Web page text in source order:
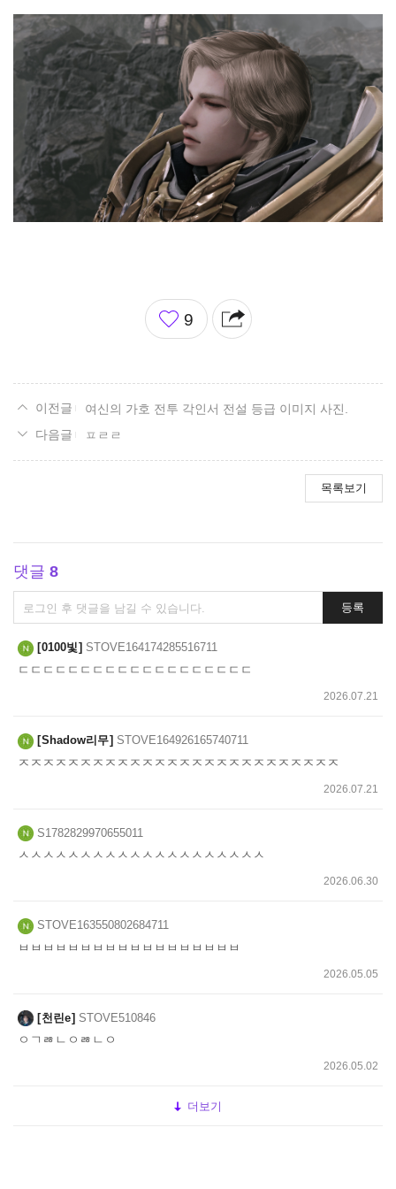
좋
아
9
여신의 가호 전투 각인서 전설 등급 이미지 사진.
ㅍㄹㄹ
목록보기
댓글 8
댓
글
쓰
기
등록
0100빛 STOVE164174285516711
ㄷㄷㄷㄷㄷㄷㄷㄷㄷㄷㄷㄷㄷㄷㄷㄷㄷㄷㄷ
2026.07.21
Shadow리무 STOVE164926165740711
ㅈㅈㅈㅈㅈㅈㅈㅈㅈㅈㅈㅈㅈㅈㅈㅈㅈㅈㅈㅈㅈㅈㅈㅈㅈㅈ
2026.07.21
S1782829970655011
ㅅㅅㅅㅅㅅㅅㅅㅅㅅㅅㅅㅅㅅㅅㅅㅅㅅㅅㅅㅅ
2026.06.30
STOVE163550802684711
ㅂㅂㅂㅂㅂㅂㅂㅂㅂㅂㅂㅂㅂㅂㅂㅂㅂㅂ
2026.05.05
천린e STOVE510846
ㅇㄱㅀㄴㅇㅀㄴㅇ
2026.05.02
더보기